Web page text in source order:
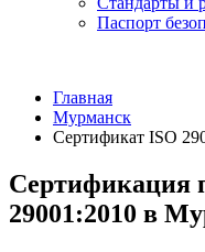
Паспорт
Главная
Мурманск
Сертификат ISO
Сертификация
29001:2010 в